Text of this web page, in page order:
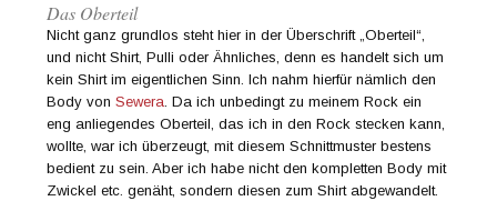
Das Oberteil
Nicht ganz grundlos steht hier in der Überschrift „Oberteil“,
und nicht Shirt, Pulli oder Ähnliches, denn es handelt sich um
kein Shirt im eigentlichen Sinn. Ich nahm hierfür nämlich den
Body vonSewera. Da ich unbedingt zu meinem Rock ein
eng anliegendes Oberteil, das ich in den Rock stecken kann,
wollte, war ich überzeugt, mit diesem Schnittmuster bestens
bedient zu sein. Aber ich habe nicht den kompletten Body mit
Zwickel etc. genäht, sondern diesen zum Shirt abgewandelt.